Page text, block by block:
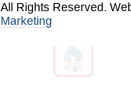
All Rights Reserved.
Marketing